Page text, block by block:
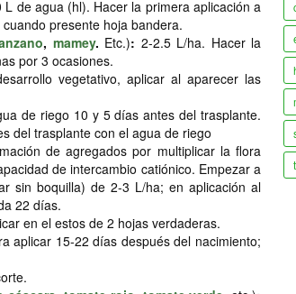
L de agua (hl). Hacer la primera aplicación a
presente hoja bandera.
, mamey. Etc.): 2-2.5 L/ha. Hacer la
por 3 ocasiones.
vegetativo, aplicar al aparecer las
de riego 10 y 5 días antes del trasplante.
del trasplante con el agua de riego
de agregados por multiplicar la flora
de intercambio catiónico. Empezar a
sin boquilla) de 2-3 L/ha; en aplicación al
22 días.
en el estos de 2 hojas verdaderas.
aplicar 15-22 días después del nacimiento;